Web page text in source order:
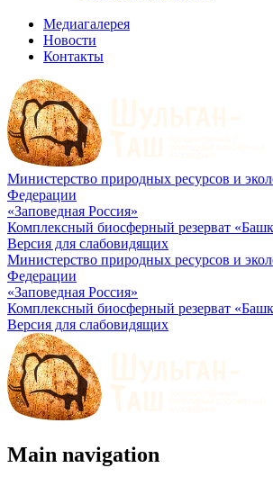
Медиагалерея
Новости
Контакты
Министерство природных ресурсов и
Федерации
«Заповедная Россия»
Комплексный биосферный резерват
Версия для слабовидящих
Министерство природных ресурсов и
Федерации
«Заповедная Россия»
Комплексный биосферный резерват
Версия для слабовидящих
Main navigation